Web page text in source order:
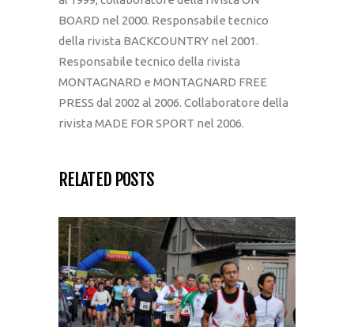
BOARD nel 2000. Responsabile tecnico
della rivista BACKCOUNTRY nel 2001.
Responsabile tecnico della rivista
MONTAGNARD e MONTAGNARD FREE
PRESS dal 2002 al 2006. Collaboratore della
rivista MADE FOR SPORT nel 2006.
RELATED POSTS